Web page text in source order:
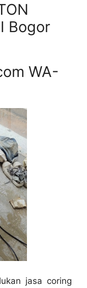
Bogor
WA-
jasa coring